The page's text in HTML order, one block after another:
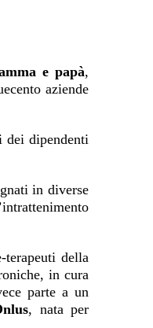
e papà,
aziende
dipendenti
in diverse
della
in cura
parte a un
, nata per